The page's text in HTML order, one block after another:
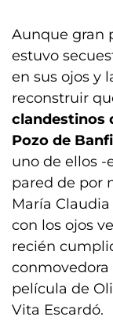
Aunque gran
estuvo
en sus ojos y
reconstruir
clandestinos
Pozo de
uno de ellos -
pared de por
María
con los ojos
recién
película de
Vita Escardó.